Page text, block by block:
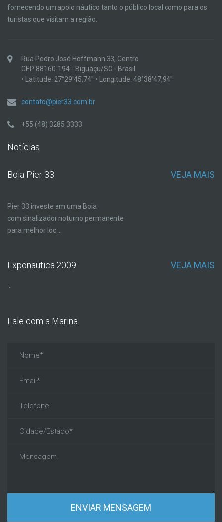
fornecendo um apoio náutico tanto o público local como para os
turistas que visitam a região.
Rua Pedro José Hoffmann 33, Centro
CEP 88160-194 - Biguaçu/SC - Brasil
• Latitude: 27°29'45,74'' • Longitude: 48°38'47,94''
contato@pier33.com.br
+55 (48) 3285 3333
Notícias
Boia Pier 33 VEJA MAIS
Pier 33 investe em uma Boia
com sinalizador noturno permanente
para melhor loc ...
Exponautica 2009 VEJA MAIS
Fale com a Marina
ENVIAR MENSAGEM